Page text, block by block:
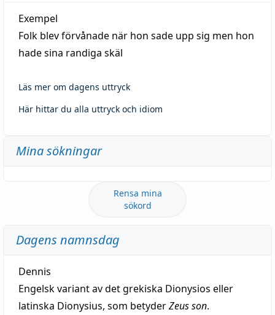
Exempel
Folk blev förvånade när hon sade upp sig men hon
hade sina randiga skäl
Läs mer om dagens uttryck
Här hittar du alla uttryck och idiom
Mina sökningar
Rensa mina
sökord
Dagens namnsdag
Dennis
Engelsk variant av det grekiska Dionysios eller
latinska Dionysius, som betyderZeus son.